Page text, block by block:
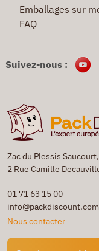
Zac du Plessis Saucourt,
2 Rue Camille
01 71 63 15 00
info@packdiscount.com
Nous contacter
Emballages sur
FAQ
Suivez-nous :